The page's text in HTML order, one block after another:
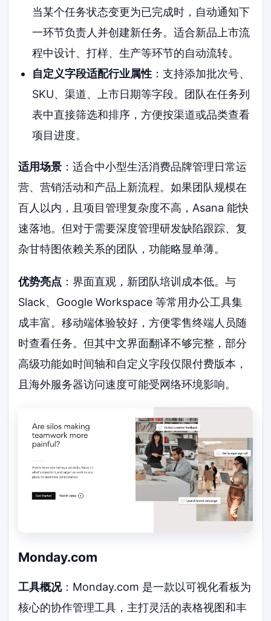
当某个任务状态变更为已完成时，自动通知下
一环节负责人并创建新任务。适合新品上市流
程中设计、打样、生产等环节的自动流转。
自定义字段适配行业属性：支持添加批次号、
SKU、渠道、上市日期等字段。团队在任务列
表中直接筛选和排序，方便按渠道或品类查看
项目进度。
适用场景 ：适合中小型生活消费品牌管理日常运
营、营销活动和产品上新流程。如果团队规模在
百人以内，且项目管理复杂度不高，Asana 能快
速落地。但对于需要深度管理研发缺陷跟踪、复
杂甘特图依赖关系的团队，功能略显单薄。
优势亮点 ：界面直观，新团队培训成本低。与
Slack、Google Workspace 等常用办公工具集
成丰富。移动端体验较好，方便零售终端人员随
时查看任务。但其中文界面翻译不够完整，部分
高级功能如时间轴和自定义字段仅限付费版本，
且海外服务器访问速度可能受网络环境影响。
Monday.com
工具概况：Monday.com 是一款以可视化看板为
核心的协作管理工具，主打灵活的表格视图和丰